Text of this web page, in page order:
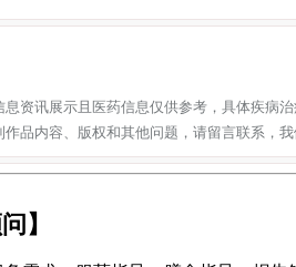
资讯展示且医药信息仅供参考，具体疾病
品内容、版权和其他问题，请留言联系，
】